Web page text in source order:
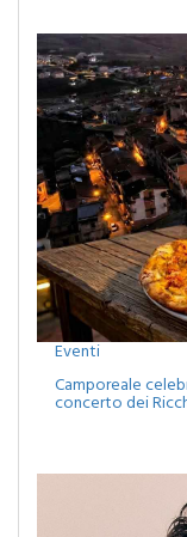
Eventi
Camporeale
concerto dei